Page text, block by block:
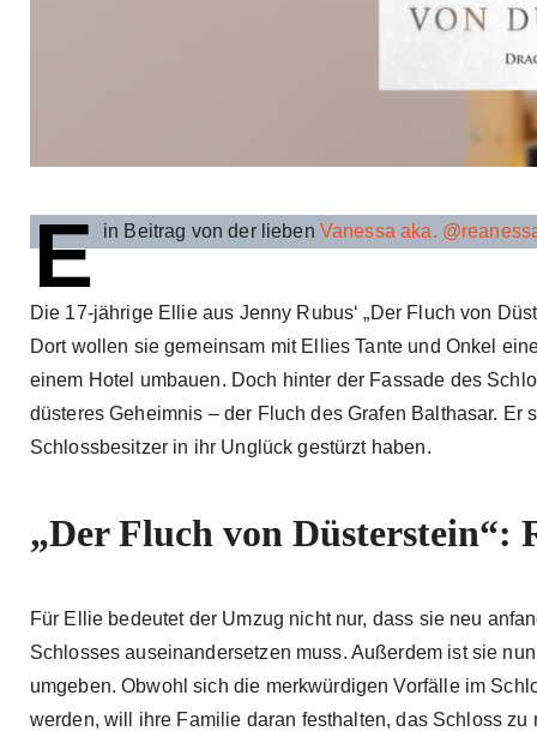
E in Beitrag von der lieben Vanessa aka.
Die 17-jährige Ellie aus Jenny Rubus‘ „Der Fluch von
Dort wollen sie gemeinsam mit Ellies Tante und Onkel
einem Hotel umbauen. Doch hinter der Fassade des
düsteres Geheimnis – der Fluch des Grafen Balthasar.
Schlossbesitzer in ihr Unglück gestürzt haben.
„Der Fluch von Düsterstein“:
Für Ellie bedeutet der Umzug nicht nur, dass sie neu
Schlosses auseinandersetzen muss. Außerdem ist sie
umgeben. Obwohl sich die merkwürdigen Vorfälle im
werden, will ihre Familie daran festhalten, das Schloss zu